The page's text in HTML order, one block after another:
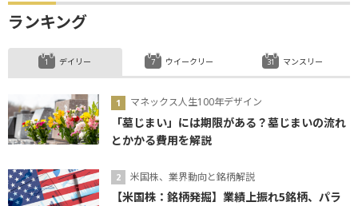
ランキング
デイリー
マネックス人生100年デザイン
「墓じまい」には期限がある？墓じまいの流れ
とかかる費用を解説
米国株、業界動向と銘柄解説
【米国株：銘柄発掘】業績上振れ5銘柄、パラ
ウイークリー マンスリー